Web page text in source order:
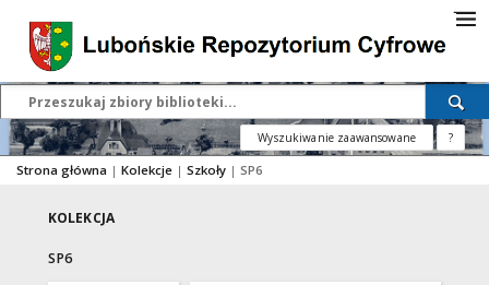
Wyszukiwanie zaawansowane ?
Strona główna | Kolekcje | Szkoły | SP6
KOLEKCJA
SP6